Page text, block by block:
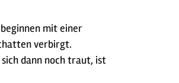
mit einer
verbirgt.
dann noch traut, ist